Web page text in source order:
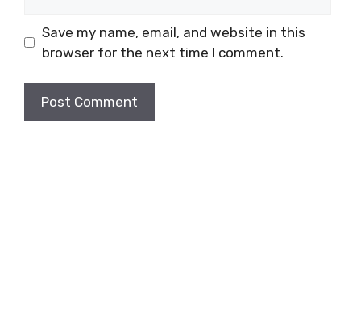
Save my name, email, and website in this
browser for the next time I comment.